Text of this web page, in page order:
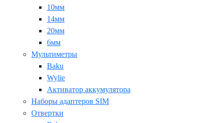
10мм
14мм
20мм
6мм
Мультиметры
Baku
Wylie
Активатор аккумулятора
Наборы адаптеров SIM
Отвертки